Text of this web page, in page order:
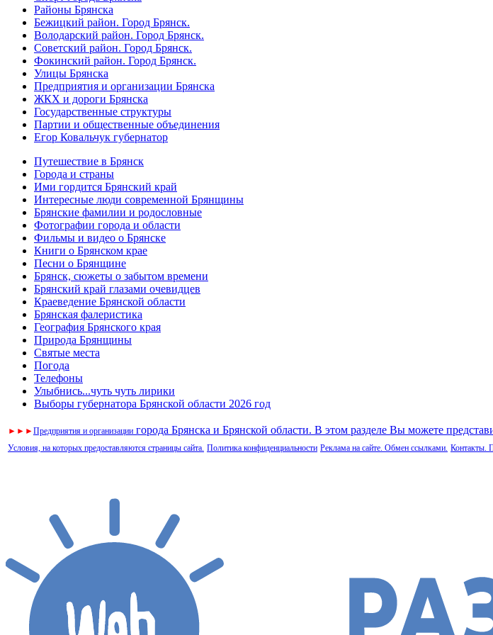
Районы Брянска
Бежицкий район. Город Брянск.
Володарский район. Город Брянск.
Советский район. Город Брянск.
Фокинский район. Город Брянск.
Улицы Брянска
Предприятия и организации Брянска
ЖКХ и дороги Брянска
Государственные структуры
Партии и общественные объединения
Егор Ковальчук губернатор
Путешествие в Брянск
Города и страны
Ими гордится Брянский край
Интересные люди современной Брянщины
Брянские фамилии и родословные
Фотографии города и области
Фильмы и видео о Брянске
Книги о Брянском крае
Песни о Брянщине
Брянск, сюжеты о забытом времени
Брянский край глазами очевидцев
Краеведение Брянской области
Брянская фалеристика
География Брянского края
Природа Брянщины
Святые места
Погода
Телефоны
Улыбнись...чуть чуть лирики
Выборы губернатора Брянской области 2026 год
► ► ►Предприятия и организации города Брянска и Брянской области. В этом разделе Вы можете
Условия, на которых предоставляются страницы сайта. Политика конфиденциальности Реклама на сайте. Обмен ссылками. Контакты.